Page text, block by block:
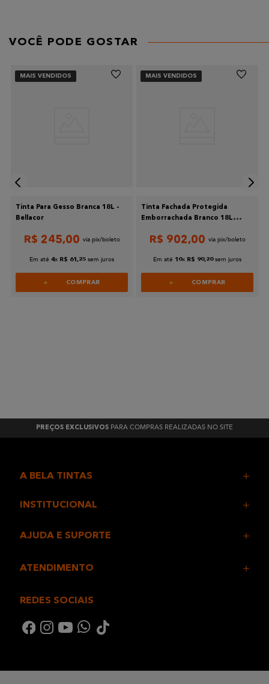
VOCÊ PODE GOSTAR
MAIS VENDIDOS
Tinta Para Gesso Branca 18L -
Bellacor
R$ 245,00
Em até 4 x R$ 61 ,25 sem juros
COMPRAR
MAIS VENDIDOS
Tinta Fachada Protegida
Emborrachada Branco 18L
R$ 902,00
Em até 10x R$ 90,20 sem juros
COMPRAR
PREÇOS EXCLUSIVOS PARA COMPRAS REALIZADAS NO SITE
A BELA TINTAS
INSTITUCIONAL
AJUDA E SUPORTE
ATENDIMENTO
REDES SOCIAIS